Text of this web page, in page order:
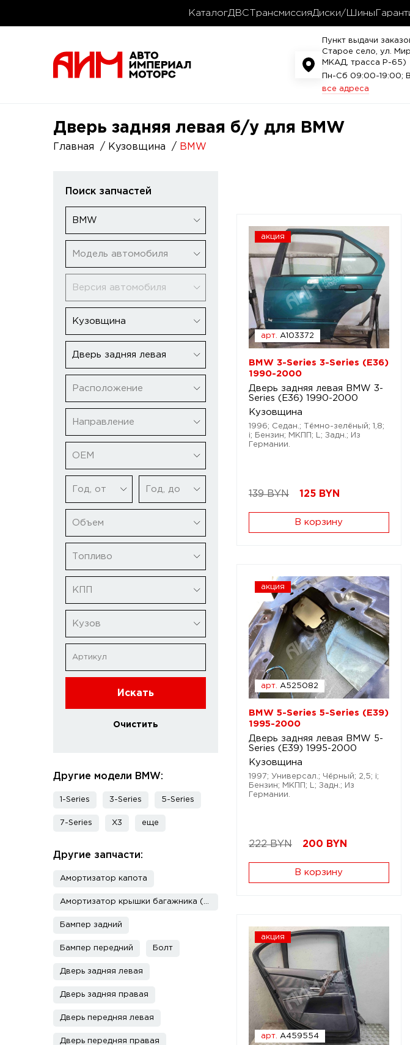
КаталогДВС ТрансмиссияДиски/Шины
Пункт выдачи
Старое село, ул.
МКАД, трасса P-65)
Пн-Сб 09:00-19:00;
все адреса
Дверь задняя левая б/у для BMW
Главная Кузовщина BMW
Поиск запчастей
BMW
Модель автомобиля
Версия автомобиля
Кузовщина
Дверь задняя левая
Расположение
Направление
ОЕМ
Год, от Год, до
Объем
Топливо
КПП
Кузов
Искать
Очистить
Другие модели BMW:
1-Series 3-Series 5-Series
7-Series X3 еще
Другие запчасти:
Амортизатор капота
Бампер задний
Бампер передний Болт
Дверь задняя левая
Дверь задняя правая
Дверь передняя левая
Дверь передняя правая
акция
арт. A103372
BMW 3-Series 3-Series (E36)
1990-2000
Дверь задняя левая BMW 3-
Series (E36) 1990-2000
Кузовщина
1996; Седан.; Тёмно-зелёный; 1,8;
i; Бензин; МКПП; L; Задн.; Из
Германии.
139 BYN 125 BYN
В корзину
акция
арт. A525082
BMW 5-Series 5-Series (E39)
1995-2000
Дверь задняя левая BMW 5-
Series (E39) 1995-2000
Кузовщина
1997; Универсал.; Чёрный; 2,5; i;
Бензин; МКПП; L; Задн.; Из
Германии.
222 BYN 200 BYN
В корзину
акция
арт. A459554